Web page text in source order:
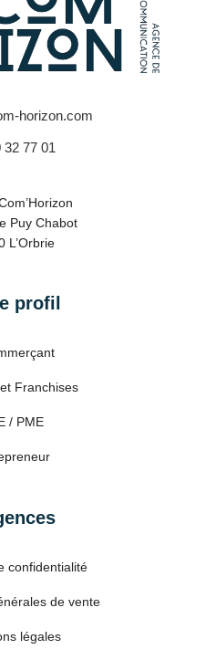
horizon.com
32 77 01
Puy Chabot
L’Orbrie
profil
Franchises
/ PME
confidentialité
de vente
légales